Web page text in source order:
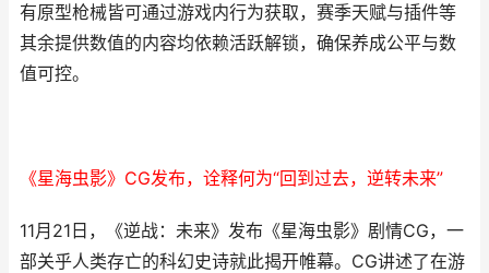
有原型枪械皆可通过游戏内行为获取，赛季天赋与插件等
其余提供数值的内容均依赖活跃解锁，确保养成公平与数
值可控。
《星海虫影》CG发布，诠释何为“回到过去，逆转未来”
11月21日，《逆战：未来》发布《星海虫影》剧情CG，一
部关乎人类存亡的科幻史诗就此揭开帷幕。CG讲述了在游